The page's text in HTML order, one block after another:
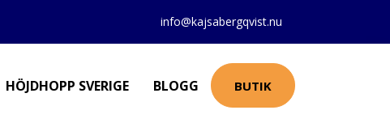
info@kajsabergqvist.nu
HÖJDHOPP SVERIGE BLOGG BUTIK